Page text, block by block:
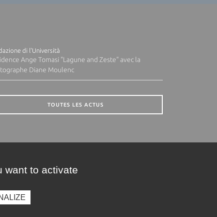
di l'Università
Ange Tomasi "Lagune and Zeste" avec la
Diane Moulenc
TOUTES LES ACTUS
want to activate